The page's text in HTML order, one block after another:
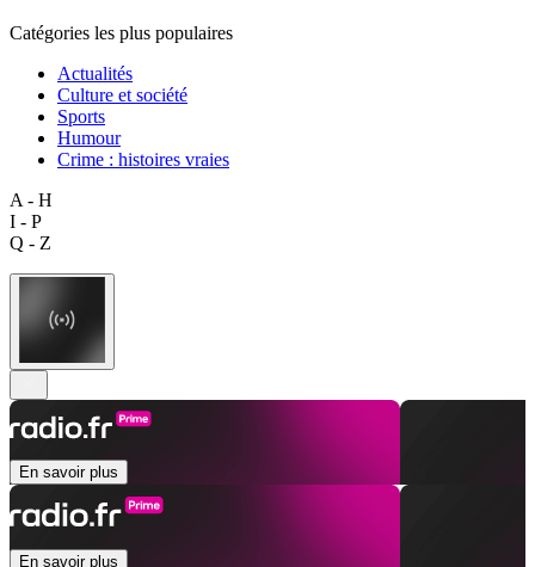
Catégories les plus populaires
Actualités
Culture et société
Sports
Humour
Crime : histoires vraies
A - H
I - P
Q - Z
En savoir plus
En savoir plus